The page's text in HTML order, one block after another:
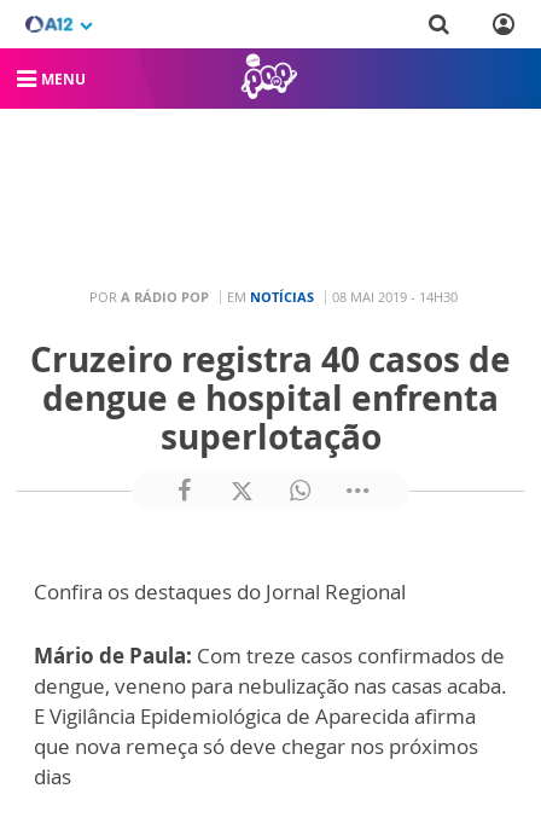
MENU
POR A RÁDIO POP EM NOTÍCIAS 08 MAI 2019 - 14H30
Cruzeiro registra 40 casos de
dengue e hospital enfrenta
superlotação
Confira os destaques do Jornal Regional
Mário de Paula: Com treze casos confirmados de
dengue, veneno para nebulização nas casas acaba.
E Vigilância Epidemiológica de Aparecida afirma
que nova remeça só deve chegar nos próximos
dias